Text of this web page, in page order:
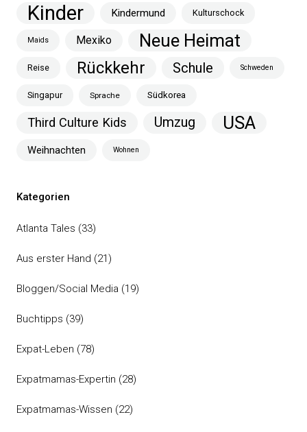
Kinder Kindermund Kulturschock
Maids Mexiko Neue Heimat
Reise Rückkehr Schule Schweden
Singapur Sprache Südkorea
Third Culture Kids Umzug USA
Weihnachten Wohnen
Kategorien
Atlanta Tales (33)
Aus erster Hand (21)
Bloggen/Social Media (19)
Buchtipps (39)
Expat-Leben (78)
Expatmamas-Expertin (28)
Expatmamas-Wissen (22)